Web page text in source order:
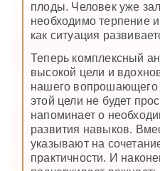
плоды. Человек уже
необходимо терпение
как ситуация
Теперь комплексный
высокой цели и
нашего вопрошающего
этой цели не будет
напоминает о
развития навыков.
указывают на
практичности. И